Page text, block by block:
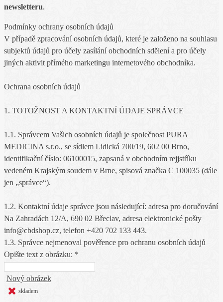
newsletteru.
Podmínky ochrany osobních údajů
V případě zpracování osobních údajů, které je založeno na souhlasu
subjektů údajů pro účely zasílání obchodních sdělení a pro účely
jiných aktivit přímého marketingu internetového obchodníka.
Ochrana osobních údajů
1. TOTOŽNOST A KONTAKTNÍ ÚDAJE SPRÁVCE
1.1. Správcem Vašich osobních údajů je společnost PURA
MEDICINA s.r.o., se sídlem Lidická 700/19, 602 00 Brno,
identifikační číslo: 06100015, zapsaná v obchodním rejjstŕíku
vedeném Krajským soudem v Brne, spisová značka C 100035 (dále
jen „správce“).
1.2. Kontaktní údaje správce jsou následující: adresa pro doručování
Na Zahradách 12/A, 690 02 Břeclav, adresa elektronické pošty
info@cbdshop.cz, telefon +420 702 133 443.
1.3. Správce nejmenoval pověřence pro ochranu osobních údajů
Opište text z obrázku: *
Nový obrázek
skladem